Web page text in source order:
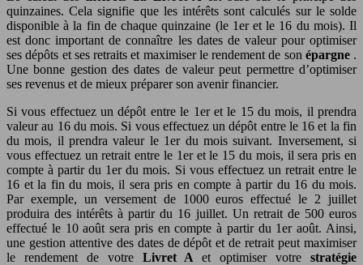
quinzaines. Cela signifie que les intérêts sont calculés sur le solde
disponible à la fin de chaque quinzaine (le 1er et le 16 du mois). Il
est donc important de connaître les dates de valeur pour optimiser
ses dépôts et ses retraits et maximiser le rendement de son épargne .
Une bonne gestion des dates de valeur peut permettre d’optimiser
ses revenus et de mieux préparer son avenir financier.
Si vous effectuez un dépôt entre le 1er et le 15 du mois, il prendra
valeur au 16 du mois. Si vous effectuez un dépôt entre le 16 et la fin
du mois, il prendra valeur le 1er du mois suivant. Inversement, si
vous effectuez un retrait entre le 1er et le 15 du mois, il sera pris en
compte à partir du 1er du mois. Si vous effectuez un retrait entre le
16 et la fin du mois, il sera pris en compte à partir du 16 du mois.
Par exemple, un versement de 1000 euros effectué le 2 juillet
produira des intérêts à partir du 16 juillet. Un retrait de 500 euros
effectué le 10 août sera pris en compte à partir du 1er août. Ainsi,
une gestion attentive des dates de dépôt et de retrait peut maximiser
le rendement de votre Livret Aet optimiser votrestratégie